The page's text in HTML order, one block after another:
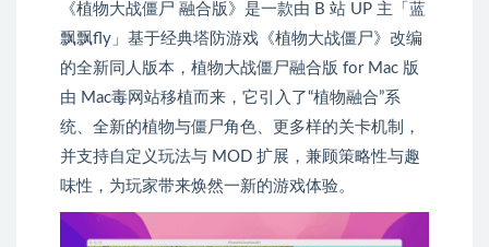
《植物大战僵尸 融合版》是一款由 B 站 UP 主「蓝
飘飘fly」基于经典塔防游戏《植物大战僵尸》改编
的全新同人版本，植物大战僵尸融合版 for Mac 版
由 Mac毒网站移植而来，它引入了“植物融合”系
统、全新的植物与僵尸角色、更多样的关卡机制，
并支持自定义玩法与 MOD 扩展，兼顾策略性与趣
味性，为玩家带来焕然一新的游戏体验。